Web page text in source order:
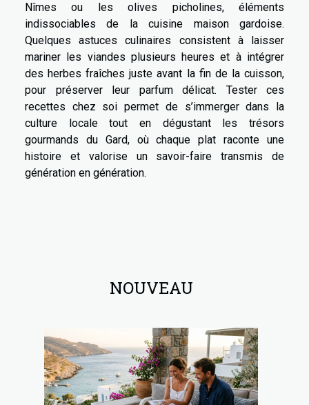
Nîmes ou les olives picholines, éléments
indissociables de la cuisine maison gardoise.
Quelques astuces culinaires consistent à laisser
mariner les viandes plusieurs heures et à intégrer
des herbes fraîches juste avant la fin de la cuisson,
pour préserver leur parfum délicat. Tester ces
recettes chez soi permet de s’immerger dans la
culture locale tout en dégustant les trésors
gourmands du Gard, où chaque plat raconte une
histoire et valorise un savoir-faire transmis de
génération en génération.
NOUVEAU